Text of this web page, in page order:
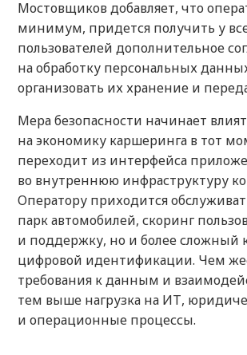
Мостовщиков добавляет, что
минимум, придется получить у
пользователей дополнительное
на обработку персональных
организовать их хранение и
Мера безопасности начинает
на экономику каршеринга в тот
переходит из интерфейса
во внутреннюю инфраструктуру
Оператору приходится
парк автомобилей, скоринг
и поддержку, но и более сложный
цифровой идентификации. Чем
требования к данным и
тем выше нагрузка на ИТ,
и операционные процессы.